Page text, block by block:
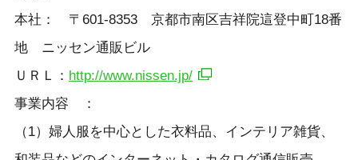
本社： 〒601-8353 京都市南区吉祥院這登中町18番
地 ニッセン通販ビル
ＵＲＬ： http://www.nissen.jp/
事業内容 ：
（1）婦人服を中心とした衣料品、インテリア雑貨、